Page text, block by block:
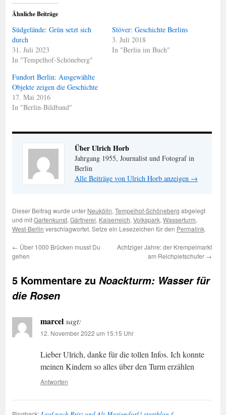
Ähnliche Beiträge
Südgelände: Grün setzt sich
durch
31. Juli 2023
In "Tempelhof-Schöneberg"
Stöver: Geschichte Berlins
3. Juli 2018
In "Berlin im Buch"
Fundort Berlin: Ausgewählte
Objekte zeigen die Geschichte
17. Mai 2016
In "Berlin-Bildband"
Über Ulrich Horb
Jahrgang 1955, Journalist und Fotograf in
Berlin
Alle Beiträge von Ulrich Horb anzeigen →
Dieser Beitrag wurde unter Neukölln, Tempelhof-Schöneberg abgelegt
und mitGartenkunst, Gärtnerei, Kaiserreich, Volkspark, Wasserturm,
West-Berlin verschlagwortet. Setze ein Lesezeichen für den Permalink.
← Über 1000 Brücken musst Du
gehen
Achtziger Jahre: der Krempelmarkt
am Reichpietschufer →
5 Kommentare zu Noackturm: Wasser für
die Rosen
marcelsagt:
12. November 2022 um 15:15 Uhr
Lieber Ulrich, danke für die tollen Infos. Ich konnte
meinen Kindern so alles über den Turm erzählen
Antworten